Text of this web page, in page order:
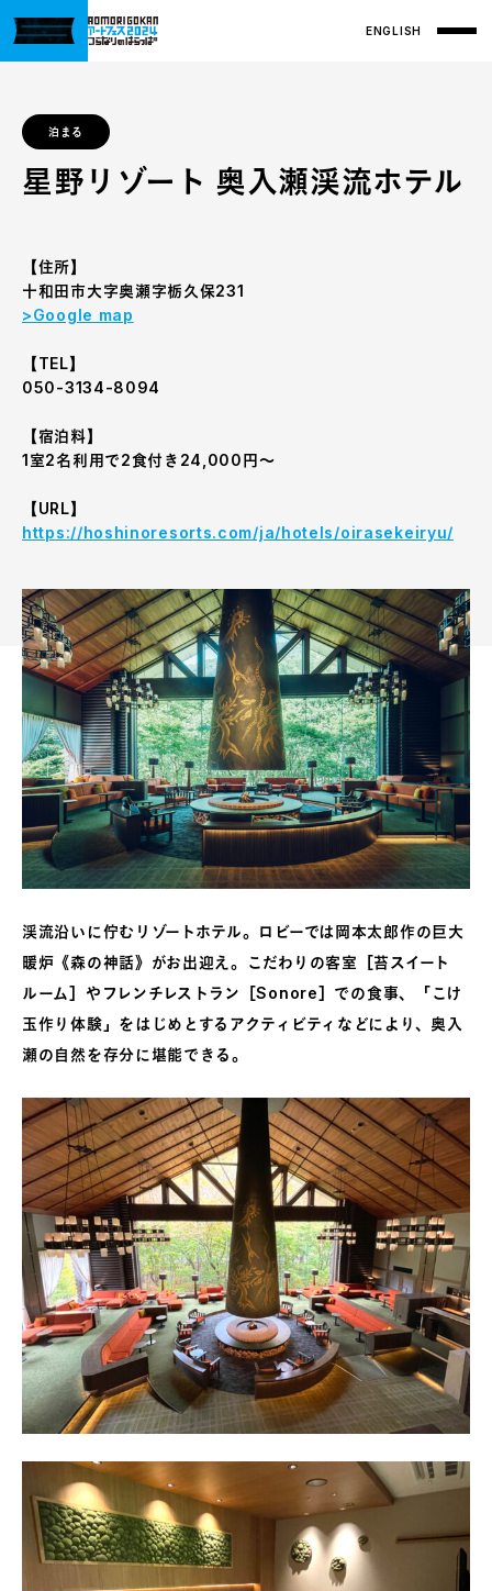
ENGLISH
泊まる
星野リゾート 奥入瀬渓流ホテル
【住所】
十和田市大字奥瀬字栃久保231
>Google map
【TEL】
050-3134-8094
【宿泊料】
1室2名利用で2食付き24,000円～
【URL】
https://hoshinoresorts.com/ja/hotels/oirasekeiryu/
渓流沿いに佇むリゾートホテル。ロビーでは岡本太郎作の巨大
暖炉《森の神話》がお出迎え。こだわりの客室［苔スイート
ルーム］やフレンチレストラン［Sonore］での食事、「こけ
玉作り体験」をはじめとするアクティビティなどにより、奥入
瀬の自然を存分に堪能できる。